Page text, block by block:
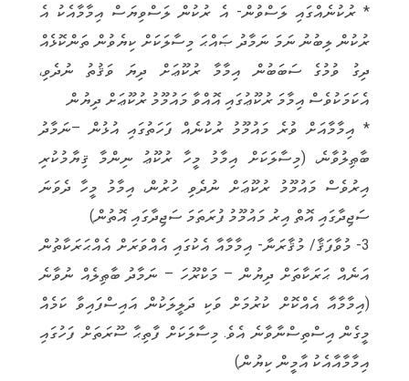
* ރުކުނެއްގައި ލަސްވުން- އެ ރުކުން ލަސްވިޔަސް އިމާމާއެކު އެ
ރުކުން ލިބުނު ނަމަ ނަމާދު ޞައްޙަ މިސާލަކަށް ކިޔެވުން ތަންކޮޅެއް
ދިގު ވުމުގެ ސަބަބުން އިމާމާ ރުކޫޢަށް ދިޔަ ވަޤުތު ނުދެވި،
އެކަމަކުވެސް އިމާމަ ރުކޫޢުގައި އޮއްވާ މައުމޫމު ރުކޫޢަށް ދިޔުން
* އިމާމާއަށް ވުރެ މައުމޫމު ރުކުނެއް ފަހަތުގައި އުޅުން –ނަމާދު
ބާޠިލުވާނެ، (މިސާލަކަށް އިމާމު މީހާ ރުކޫޢު ނިންމާ ޤިޔާމުކުރި
އިރުވެސް މައުމޫމު ރުކޫޢަށް ނުދެވި ހުރުން، އިމާމު މީހާ ދެވަނަ
ސަޖިދާގައި އޮތް އިރު މައުމޫމު ފުރަތަމަ ސަޖިދާގައި އޮތުން)
3- މުވާފަޤާ/ މުޤާރަނާ- އިމާމާއާ އެކުގައި އެއްވަރަށް އެއްޙަރަކާތުން
އަނެއް ޙަރަކާތަށް ދިޔުން – މަކްރޫހަ – ނަމާދު ބާޠިލެއް ނުވާނެ
(އިމާމާއާ އެއްކޮށް ކުރުމަށް ވަކި ދަލީލަކުން އައިސްފައިވާ ކަމެއް
މީގެން އިސްތިސްނާވާނެ އެވެ. މިސާލަކަށް ފާތިޙާ ސޫރަތަށް ފަހުގައި
އިމާމާއާއެކު އާމީން ކިޔުން)